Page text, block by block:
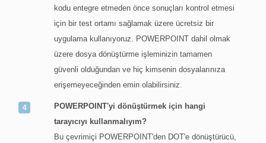
kodu entegre etmeden önce sonuçları kontrol etmesi
için bir test ortamı sağlamak üzere ücretsiz bir
uygulama kullanıyoruz. POWERPOINT dahil olmak
üzere dosya dönüştürme işleminizin tamamen
güvenli olduğundan ve hiç kimsenin dosyalarınıza
erişemeyeceğinden emin olabilirsiniz.
POWERPOINT'yi dönüştürmek için hangi
tarayıcıyı kullanmalıyım?
Bu çevrimiçi POWERPOINT'den DOT'e dönüştürücü,